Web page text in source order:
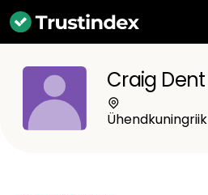
Craig Dent
Ühendkuningriik